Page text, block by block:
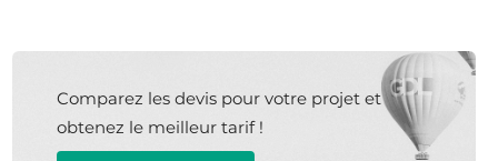
Comparez les devis pour votre projet et
obtenez le meilleur tarif !